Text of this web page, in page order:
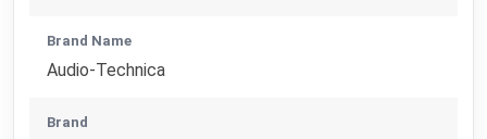
Brand Name
Audio-Technica
Brand